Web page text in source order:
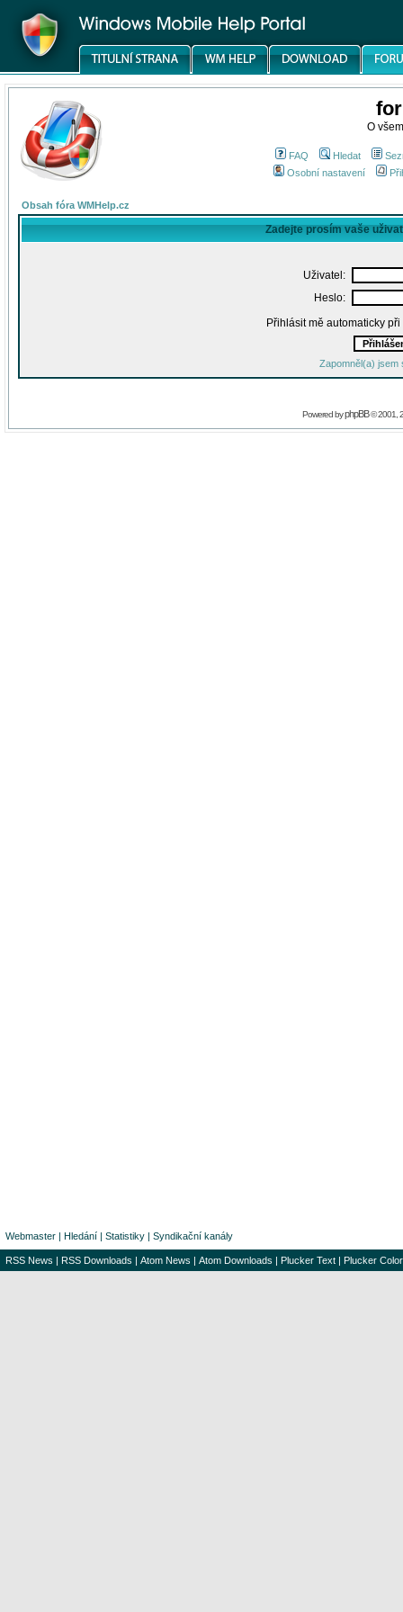
O
FAQ Hledat
Osobní nastavení
Obsah fóra WMHelp.cz
Zadejte prosím vaše
Uživatel:
Heslo:
Přihlásit mě automaticky
Zapomněl(a) jsem
Powered byphpBB© 2001,
Webmaster | Hledání | Statistiky | Syndikační kanály
RSS News | RSS Downloads | Atom News | Atom Downloads | Plucker Text | Plucker Color